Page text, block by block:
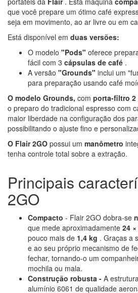
que você prepare um ótimo café
seja em movimento, ao ar livre ou em
Está disponível em duas versões:
O modelo "Pods" oferece
fácil com 3 cápsulas de café .
A versão "Grounds" inclui um
para preparação usando café
O modelo Grounds, com porta-filtro 2
o preparo do tradicional espresso com
maior liberdade na configuração dos
possibilitando o ajuste fino e
O Flair 2GO possui um manômetro
tenha controle total sobre a extração.
Principais
2GO
Compacto - Flair 2GO dobra-se
que mede aproximadamente 24
pouco mais de 1,4 kg . Graças a
e ao seu próprio mecanismo de
fechar, tornando-o um
mochila ou mala.
Construção robusta - A
alumínio 6061 de qualidade